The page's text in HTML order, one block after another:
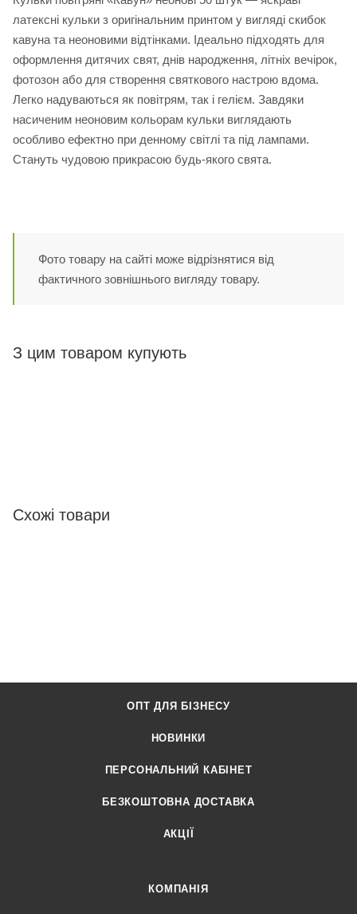
латексні кульки з оригінальним принтом у вигляді скибок
кавуна та неоновими відтінками. Ідеально підходять для
оформлення дитячих свят, днів народження, літніх вечірок,
фотозон або для створення святкового настрою вдома.
Легко надуваються як повітрям, так і гелієм. Завдяки
насиченим неоновим кольорам кульки виглядають
особливо ефектно при денному світлі та під лампами.
Стануть чудовою прикрасою будь-якого свята.
Фото товару на сайті може відрізнятися від
фактичного зовнішнього вигляду товару.
З цим товаром купують
Схожі товари
ОПТ ДЛЯ БІЗНЕСУ
НОВИНКИ
ПЕРСОНАЛЬНИЙ КАБІНЕТ
БЕЗКОШТОВНА ДОСТАВКА
АКЦІЇ
КОМПАНІЯ